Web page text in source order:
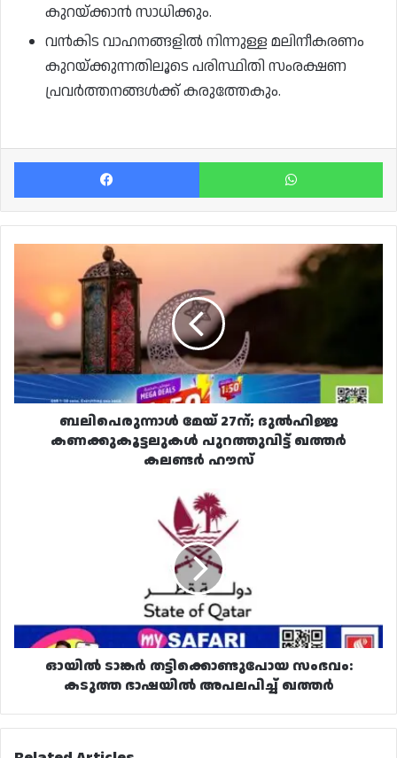
കുറയ്ക്കാൻ സാധിക്കും.
വൻകിട വാഹനങ്ങളിൽ നിന്നുള്ള മലിനീകരണം
കുറയ്ക്കുന്നതിലൂടെ പരിസ്ഥിതി സംരക്ഷണ
പ്രവർത്തനങ്ങൾക്ക് കരുത്തേകും.
Facebook
ബലിപെരുന്നാൾ
ദുല്‍ഹിജ്ജ
കണക്കുകൂട്ടലുകൾ
പുറത്തുവിട്ട്
ഖത്തർ
കലണ്ടർ
ഹൗസ്
ബലിപെരുന്നാൾ മേയ് 27ന്; ദുല്‍ഹിജ്ജ
കണക്കുകൂട്ടലുകൾ പുറത്തുവിട്ട് ഖത്തർ
കലണ്ടർ ഹൗസ്
ഖത്തർ
ഓയിൽ ടാങ്കർ തട്ടിക്കൊണ്ടുപോയ സംഭവം:
കടുത്ത ഭാഷയിൽ അപലപിച്ച് ഖത്തർ